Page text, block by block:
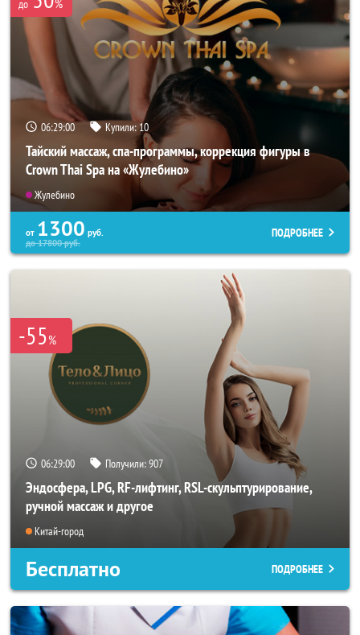
до %
06:28:57 Купили:10
Тайский массаж, спа-программы, коррекция фигуры в
Crown Thai Spa на «Жулебино»
Жулебино
от 1300 руб.
до17800руб.
ПОДРОБНЕЕ
-55%
06:28:57 Получили:907
Эндосфера, LPG, RF-лифтинг, RSL-скульптурирование,
ручной массаж и другое
Китай-город
Бесплатно ПОДРОБНЕЕ